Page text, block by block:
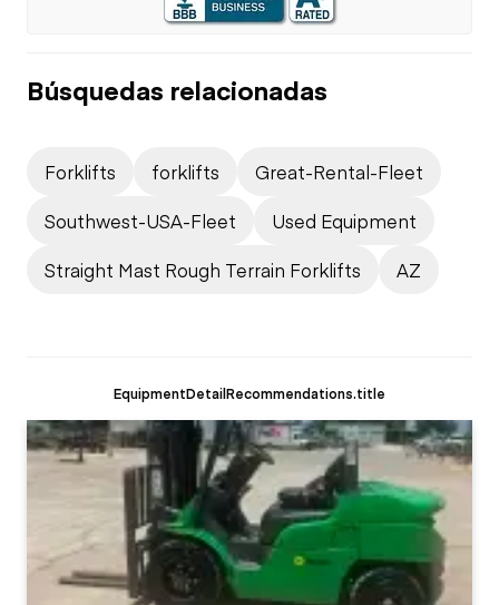
Búsquedas relacionadas
Forklifts forklifts
Great-Rental-Fleet
Southwest-USA-Fleet
Used Equipment
Straight Mast Rough Terrain Forklifts
AZ
EquipmentDetailRecommendations.title